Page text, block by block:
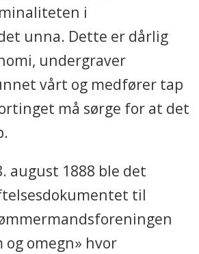
i
unna. Dette er dårlig
undergraver
vårt og medfører tap
må sørge for at det
august 1888 ble det
til
omegn» hvor